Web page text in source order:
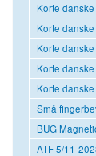
Korte
Korte
Korte
Korte
Korte
Små
BUG
ATF 5/11-